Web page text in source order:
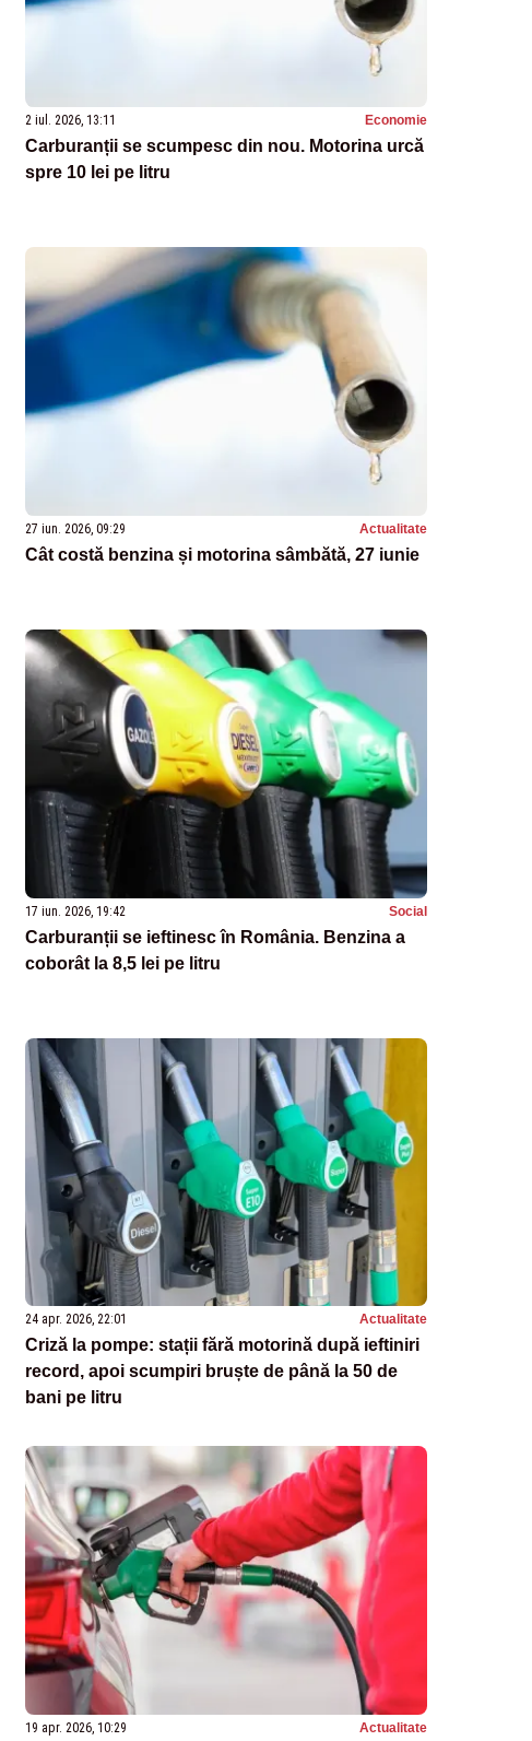
2 iul. 2026, 13:11 Economie
Carburanții se scumpesc din nou. Motorina urcă
spre 10 lei pe litru
27 iun. 2026, 09:29 Actualitate
Cât costă benzina și motorina sâmbătă, 27 iunie
17 iun. 2026, 19:42 Social
Carburanții se ieftinesc în România. Benzina a
coborât la 8,5 lei pe litru
24 apr. 2026, 22:01 Actualitate
Criză la pompe: stații fără motorină după ieftiniri
record, apoi scumpiri bruște de până la 50 de
bani pe litru
19 apr. 2026, 10:29 Actualitate